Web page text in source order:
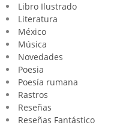
Libro Ilustrado
Literatura
México
Música
Novedades
Poesia
Poesía rumana
Rastros
Reseñas
Reseñas Fantástico